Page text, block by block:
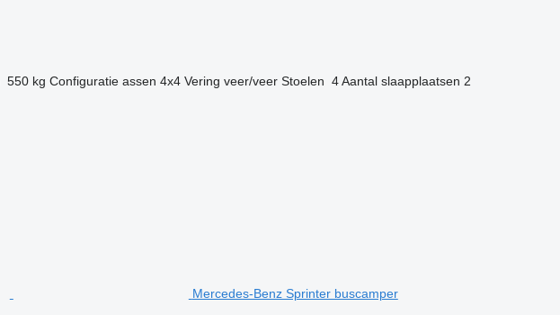
550 kg Configuratie assen 4x4 Vering veer/veer Stoelen 4 Aantal slaapplaatsen 2
Mercedes-Benz Sprinter buscamper